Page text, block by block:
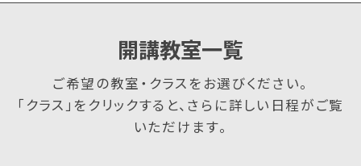
開講教室一覧
ご希望の教室・クラスをお選びください。
「クラス」をクリックすると、さらに詳しい日程がご覧
いただけます。